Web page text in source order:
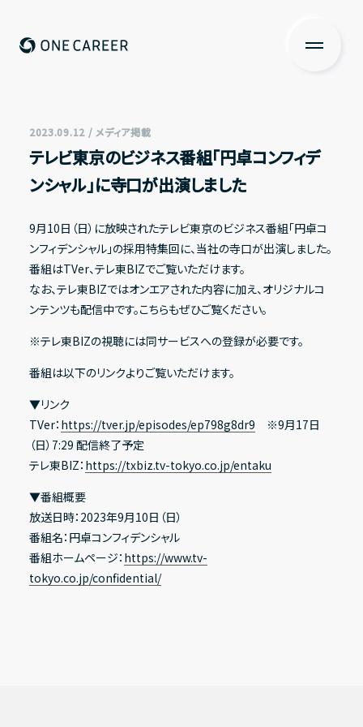
ONE CAREER
私たちについて
Services
サービス
News
ニュース
Investors Relations
投資家の皆さまへ
IR情報一覧
代表メッセージ
コーポレート・ガバナンス
ESG方針
Recruit
採用情報
Contact
お問い合わせ
Address
〒150-0031
東京都渋谷区桜丘町20-1 渋谷インフォスタワー16階
2023.09.12 / メディア掲載
テレビ東京のビジネス番組「円卓コンフィデ
ンシャル」に寺口が出演しました
9月10日（日）に放映されたテレビ東京のビジネス番組「円卓コ
ンフィデンシャル」の採用特集回に、当社の寺口が出演しました。
番組はTVer、テレ東BIZでご覧いただけます。
なお、テレ東BIZではオンエアされた内容に加え、オリジナルコ
ンテンツも配信中です。こちらもぜひご覧ください。
※テレ東BIZの視聴には同サービスへの登録が必要です。
番組は以下のリンクよりご覧いただけます。
▼リンク
TVer： https://tver.jp/episodes/ep798g8dr9 ※9月17日
（日）7:29 配信終了予定
テレ東BIZ： https://txbiz.tv-tokyo.co.jp/entaku
▼番組概要
放送日時：2023年9月10日（日）
番組名：円卓コンフィデンシャル
番組ホームページ： https://www.tv-
tokyo.co.jp/confidential/